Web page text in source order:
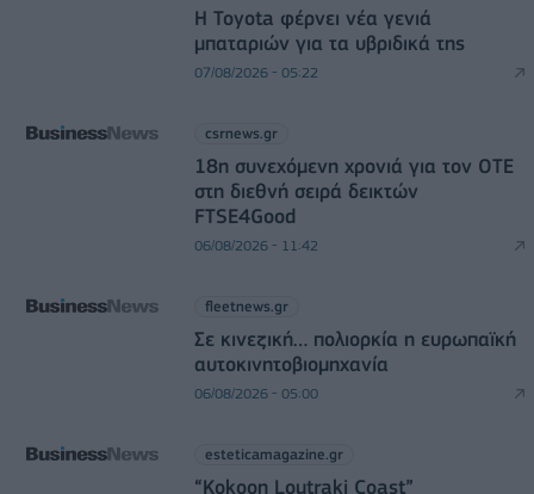
Η Toyota φέρνει νέα γενιά
μπαταριών για τα υβριδικά της
07/08/2026 - 05:22
csrnews.gr
18η συνεχόμενη χρονιά για τον ΟΤΕ
στη διεθνή σειρά δεικτών
FTSE4Good
06/08/2026 - 11:42
fleetnews.gr
Σε κινεζική… πολιορκία η ευρωπαϊκή
αυτοκινητοβιομηχανία
06/08/2026 - 05:00
esteticamagazine.gr
“Kokoon Loutraki Coast”